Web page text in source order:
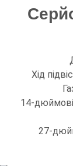
Хід
14-дюймові
27-